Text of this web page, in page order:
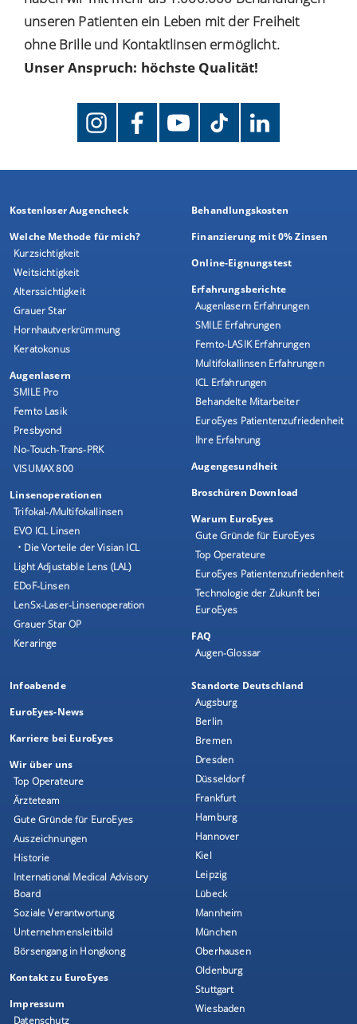
unseren Patienten ein Leben mit der Freiheit
ohne Brille und Kontaktlinsen ermöglicht.
Unser Anspruch: höchste Qualität!
Kostenloser Augencheck
Welche Methode für mich?
Kurzsichtigkeit
Weitsichtigkeit
Alterssichtigkeit
Grauer Star
Hornhautverkrümmung
Keratokonus
Augenlasern
SMILE Pro
Femto Lasik
Presbyond
No-Touch-Trans-PRK
VISUMAX 800
Linsenoperationen
Trifokal-/Multifokallinsen
EVO ICL Linsen
• Die Vorteile der Visian ICL
Light Adjustable Lens (LAL)
EDoF-Linsen
LenSx-Laser-Linsenoperation
Grauer Star OP
Keraringe
Behandlungskosten
Finanzierung mit 0% Zinsen
Online-Eignungstest
Erfahrungsberichte
Augenlasern Erfahrungen
SMILE Erfahrungen
Femto-LASIK Erfahrungen
Multifokallinsen Erfahrungen
ICL Erfahrungen
Behandelte Mitarbeiter
EuroEyes Patientenzufriedenheit
Ihre Erfahrung
Augengesundheit
Broschüren Download
Warum EuroEyes
Gute Gründe für EuroEyes
Top Operateure
EuroEyes Patientenzufriedenheit
Technologie der Zukunft bei
EuroEyes
FAQ
Augen-Glossar
Infoabende
EuroEyes-News
Karriere bei EuroEyes
Wir über uns
Top Operateure
Ärzteteam
Gute Gründe für EuroEyes
Auszeichnungen
Historie
International Medical Advisory
Board
Soziale Verantwortung
Unternehmensleitbild
Börsengang in Hongkong
Kontakt zu EuroEyes
Impressum
Datenschutz
Standorte Deutschland
Augsburg
Berlin
Bremen
Dresden
Düsseldorf
Frankfurt
Hamburg
Hannover
Kiel
Leipzig
Lübeck
Mannheim
München
Oberhausen
Oldenburg
Stuttgart
Wiesbaden